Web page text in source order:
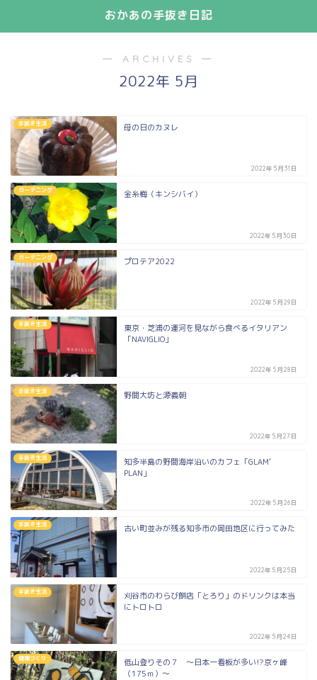
おかあの手抜き日記
― ARCHIVES ―
2022年 5月
手抜き生活 母の日のカヌレ
2022年5月31日
ガーデニング 金糸梅（キンシバイ）
2022年5月30日
ガーデニング プロテア2022
2022年5月29日
手抜き生活
東京・芝浦の運河を見ながら食べるイタリアン
「NAVIGLIO」
2022年5月28日
手抜き生活 野間大坊と源義朝
2022年5月27日
手抜き生活
知多半島の野間海岸沿いのカフェ「GLAM’
PLAN」
2022年5月26日
手抜き生活 古い町並みが残る知多市の岡田地区に行ってみた
2022年5月25日
手抜き生活
刈谷市のわらび餅店「とろり」のドリンクは本当
にトロトロ
2022年5月24日
健康づくり
低山登りその７ ～日本一看板が多い⁉京ヶ峰
（175ｍ）～